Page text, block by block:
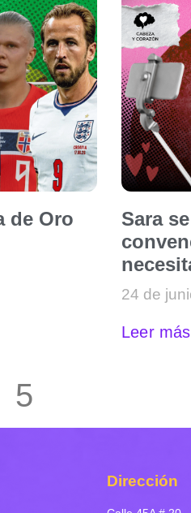
de Oro
Sara
24 de
Leer
5
Dirección